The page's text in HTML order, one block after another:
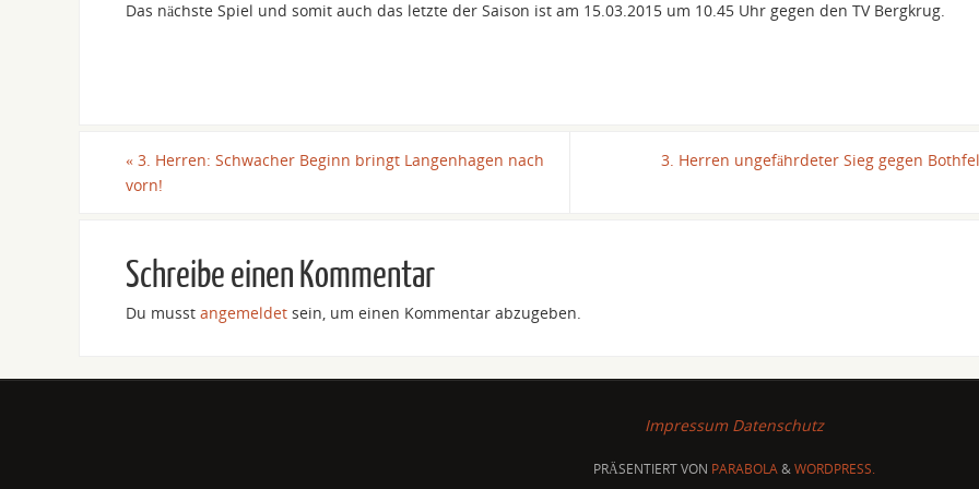
Das nächste Spiel und somit auch das letzte der Saison ist am 15.03.2015 um 10.45 Uhr gegen den TV Bergkrug.
« 3. Herren: Schwacher Beginn bringt Langenhagen nach
vorn!
3. Herren ungefährdeter Sieg gegen
Schreibe einen Kommentar
Du musst angemeldet sein, um einen Kommentar abzugeben.
Impressum Datenschutz
PRÄSENTIERT VON PARABOLA&WORDPRESS.